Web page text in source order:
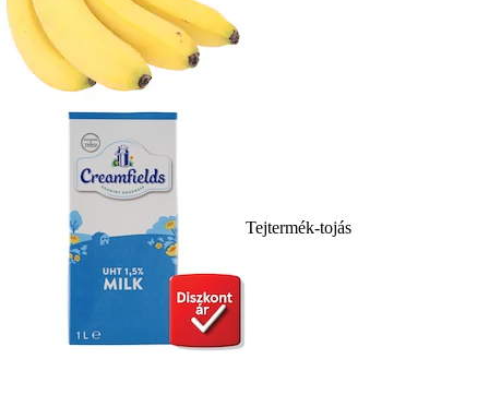
Tejtermék-tojás